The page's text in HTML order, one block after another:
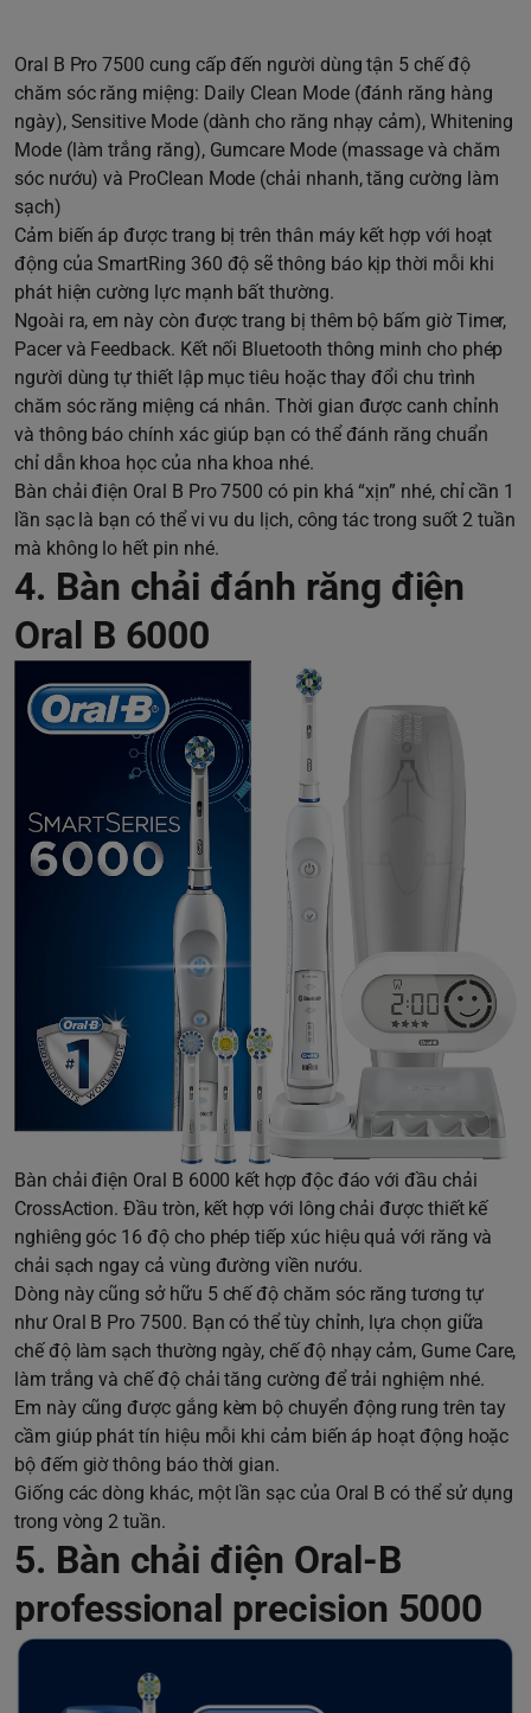
Oral B Pro 7500 cung cấp đến người dùng tận 5 chế độ
chăm sóc răng miệng: Daily Clean Mode (đánh răng hàng
ngày), Sensitive Mode (dành cho răng nhạy cảm), Whitening
Mode (làm trắng răng), Gumcare Mode (massage và chăm
sóc nướu) và ProClean Mode (chải nhanh, tăng cường làm
sạch)
Cảm biến áp được trang bị trên thân máy kết hợp với hoạt
động của SmartRing 360 độ sẽ thông báo kịp thời mỗi khi
phát hiện cường lực mạnh bất thường.
Ngoài ra, em này còn được trang bị thêm bộ bấm giờ Timer,
Pacer và Feedback. Kết nối Bluetooth thông minh cho phép
người dùng tự thiết lập mục tiêu hoặc thay đổi chu trình
chăm sóc răng miệng cá nhân. Thời gian được canh chỉnh
và thông báo chính xác giúp bạn có thể đánh răng chuẩn
chỉ dẫn khoa học của nha khoa nhé.
Bàn chải điện Oral B Pro 7500 có pin khá “xịn” nhé, chỉ cần 1
lần sạc là bạn có thể vi vu du lịch, công tác trong suốt 2 tuần
mà không lo hết pin nhé.
4. Bàn chải đánh răng điện
Oral B 6000
Bàn chải điện Oral B 6000 kết hợp độc đáo với đầu chải
CrossAction. Đầu tròn, kết hợp với lông chải được thiết kế
nghiêng góc 16 độ cho phép tiếp xúc hiệu quả với răng và
chải sạch ngay cả vùng đường viền nướu.
Dòng này cũng sở hữu 5 chế độ chăm sóc răng tương tự
như Oral B Pro 7500. Bạn có thể tùy chỉnh, lựa chọn giữa
chế độ làm sạch thường ngày, chế độ nhạy cảm, Gume Care,
làm trắng và chế độ chải tăng cường để trải nghiệm nhé.
Em này cũng được gắng kèm bộ chuyển động rung trên tay
cầm giúp phát tín hiệu mỗi khi cảm biến áp hoạt động hoặc
bộ đếm giờ thông báo thời gian.
Giống các dòng khác, một lần sạc của Oral B có thể sử dụng
trong vòng 2 tuần.
5. Bàn chải điện Oral-B
professional precision 5000